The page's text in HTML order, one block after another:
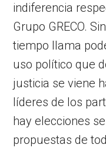
indiferencia
Grupo GRECO.
tiempo llama
uso político que
justicia se viene
líderes de los
hay elecciones
propuestas de